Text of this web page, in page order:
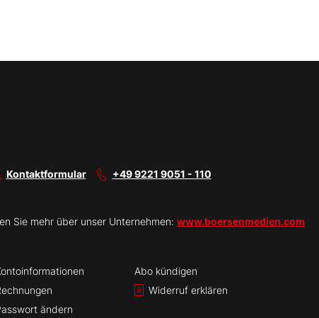
Kontaktformular +49 9221 9051 - 110
Sie mehr über unser Unternehmen: www.boersenmedien.com
ändern
Abo kündigen
Widerruf erklären